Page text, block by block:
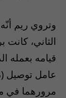
الثاني، كانت
قيامه بعمله
عامل توصيل
مرورهما في